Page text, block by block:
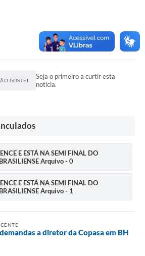
GOSTEI
Seja o primeiro a curtir esta
notícia.
E ESTÁ NA SEMI FINAL DO
Arquivo - 0
E ESTÁ NA SEMI FINAL DO
Arquivo - 1
a diretor da Copasa em BH